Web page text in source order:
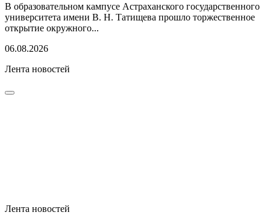
В образовательном кампусе Астраханского государственного
университета имени В. Н. Татищева прошло торжественное
открытие окружного...
06.08.2026
Лента новостей
Лента новостей